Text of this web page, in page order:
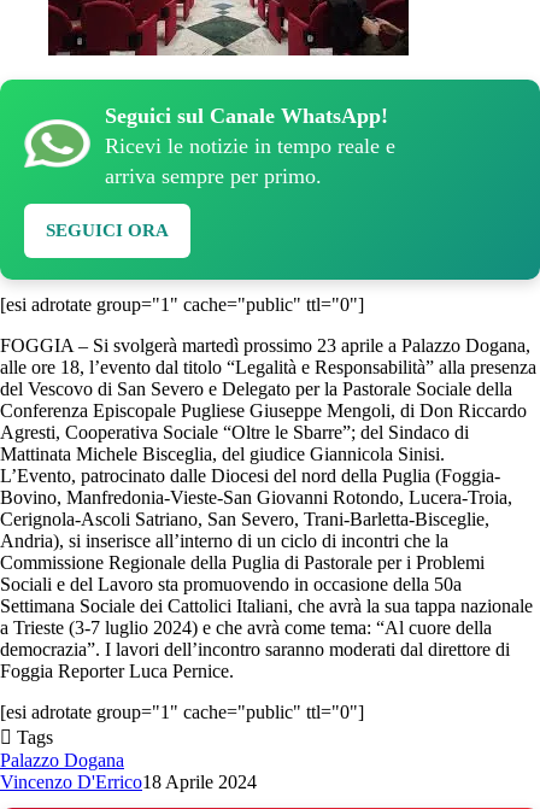
Seguici sul Canale WhatsApp!
Ricevi le notizie in tempo reale e
arriva sempre per primo.
SEGUICI ORA
[esi adrotate group="1" cache="public" ttl="0"]
FOGGIA – Si svolgerà martedì prossimo 23 aprile a Palazzo Dogana,
alle ore 18, l’evento dal titolo “Legalità e Responsabilità” alla presenza
del Vescovo di San Severo e Delegato per la Pastorale Sociale della
Conferenza Episcopale Pugliese Giuseppe Mengoli, di Don Riccardo
Agresti, Cooperativa Sociale “Oltre le Sbarre”; del Sindaco di
Mattinata Michele Bisceglia, del giudice Giannicola Sinisi.
L’Evento, patrocinato dalle Diocesi del nord della Puglia (Foggia-
Bovino, Manfredonia-Vieste-San Giovanni Rotondo, Lucera-Troia,
Cerignola-Ascoli Satriano, San Severo, Trani-Barletta-Bisceglie,
Andria), si inserisce all’interno di un ciclo di incontri che la
Commissione Regionale della Puglia di Pastorale per i Problemi
Sociali e del Lavoro sta promuovendo in occasione della 50a
Settimana Sociale dei Cattolici Italiani, che avrà la sua tappa nazionale
a Trieste (3-7 luglio 2024) e che avrà come tema: “Al cuore della
democrazia”. I lavori dell’incontro saranno moderati dal direttore di
Foggia Reporter Luca Pernice.
[esi adrotate group="1" cache="public" ttl="0"]
Tags
Palazzo Dogana
Vincenzo D'Errico18 Aprile 2024